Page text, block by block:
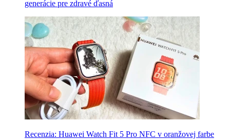
generácie pre zdravé ďasná
Recenzia: Huawei Watch Fit 5 Pro NFC v oranžovej farbe